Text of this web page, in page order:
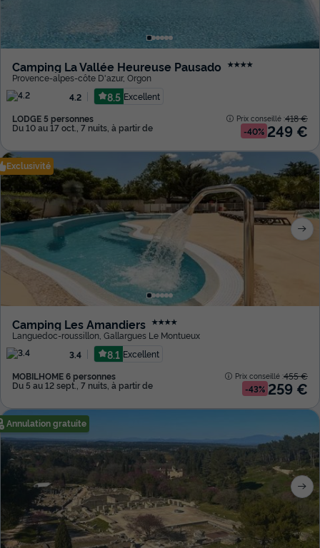
Camping La Vallée Heureuse Pausado ★★★★
Provence-alpes-côte D'azur, Orgon
4.2
8.5 Excellent
LODGE 5 personnes
Du 10 au 17 oct., 7 nuits, à partir de
Prix conseillé :418 €
-40% 249 €
Exclusivité
Camping Les Amandiers ★★★★
Languedoc-roussillon Gallargues Le Montueux
3.4
8.1 Excellent
MOBILHOME 6 personnes
Du 5 au 12 sept., 7 nuits, à partir de
Prix conseillé :455 €
-43% 259 €
Annulation gratuite